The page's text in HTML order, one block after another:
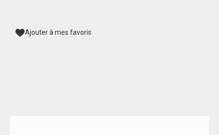
Ajouter à mes favoris